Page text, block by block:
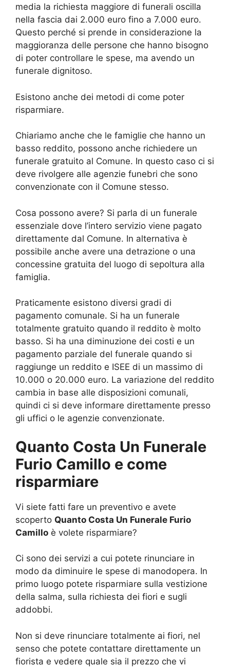
media la richiesta maggiore di funerali oscilla
nella fascia dai 2.000 euro fino a 7.000 euro.
Questo perché si prende in considerazione la
maggioranza delle persone che hanno bisogno
di poter controllare le spese, ma avendo un
funerale dignitoso.
Esistono anche dei metodi di come poter
risparmiare.
Chiariamo anche che le famiglie che hanno un
basso reddito, possono anche richiedere un
funerale gratuito al Comune. In questo caso ci si
deve rivolgere alle agenzie funebri che sono
convenzionate con il Comune stesso.
Cosa possono avere? Si parla di un funerale
essenziale dove l’intero servizio viene pagato
direttamente dal Comune. In alternativa è
possibile anche avere una detrazione o una
concessine gratuita del luogo di sepoltura alla
famiglia.
Praticamente esistono diversi gradi di
pagamento comunale. Si ha un funerale
totalmente gratuito quando il reddito è molto
basso. Si ha una diminuzione dei costi e un
pagamento parziale del funerale quando si
raggiunge un reddito e ISEE di un massimo di
10.000 o 20.000 euro. La variazione del reddito
cambia in base alle disposizioni comunali,
quindi ci si deve informare direttamente presso
gli uffici o le agenzie convenzionate.
Quanto Costa Un Funerale
Furio Camillo e come
risparmiare
Vi siete fatti fare un preventivo e avete
scoperto Quanto Costa Un Funerale Furio
Camillo è volete risparmiare?
Ci sono dei servizi a cui potete rinunciare in
modo da diminuire le spese di manodopera. In
primo luogo potete risparmiare sulla vestizione
della salma, sulla richiesta dei fiori e sugli
addobbi.
Non si deve rinunciare totalmente ai fiori, nel
senso che potete contattare direttamente un
fiorista e vedere quale sia il prezzo che vi